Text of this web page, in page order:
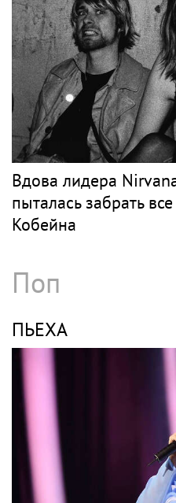
Вдова лидера
пыталась забрать
Кобейна
Поп
ПЬЕХА